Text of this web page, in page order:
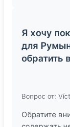
Я хочу
для
обратить
Вопрос от:
Обратите